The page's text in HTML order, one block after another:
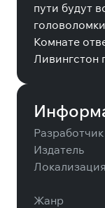
пути будут
Комнате
Ливингстон
Разработчик
Издатель
Локализация
Жанр